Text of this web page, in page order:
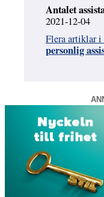
Antalet
2021-12-04
Flera artiklar i
personlig